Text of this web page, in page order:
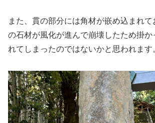
また、貫の部分には角材が嵌め込まれ
の石材が風化が進んで崩壊したため掛
れてしまったのではないかと思われます